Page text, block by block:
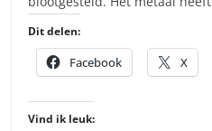
Dit delen:
Facebook X
Vind ik leuk: